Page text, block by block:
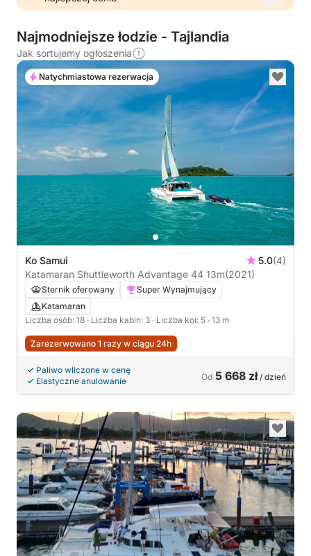
Najmodniejsze łodzie - Tajlandia
Jak sortujemy ogłoszenia
Ko Samui 5.0(4)
Katamaran Shuttleworth Advantage 44 13m(2021)
Sternik oferowany
Super Wynajmujący
Katamaran
Liczba osób: 18 · Liczba kabin: 3 · Liczba koi: 5 · 13 m
Zarezerwowano 1 razy w ciągu 24h
Paliwo wliczone w cenę
Elastyczne anulowanie
Od 5 668 zł/ dzień
Natychmiastowa rezerwacja